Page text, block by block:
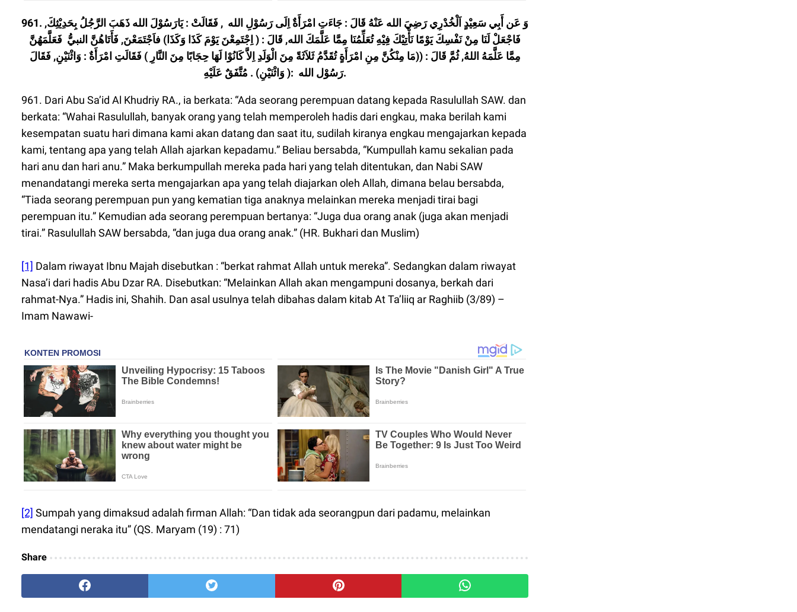
961. وَ عَن أَبِي سَعِيْدٍ اَلْخُدْرِي رَضِيَ الله عَنْهُ قَالَ : جَاءَتِ امْرَأَةٌ اِلَى رَسُوْلِ الله , فَقَالَتْ : يَارَسُوْلَ الله ذَهَبَ الرَّجُلُ بِحَدِيْثِكَ,
فَاجْعَلْ لَنَا مِنْ نَفْسِكَ يَوْمًا نَأْتِيْكَ فِيْهِ تُعَلِّمُنَا مِمَّا عَلَّمَكَ الله, قَالَ : ( اِجْتَمِعْنَ يَوْمَ كَذَا وَكَذَا) فاَجْتَمَعْنَ, فَأَتَاهُنَّ النبيُّ فَعَلَّمَهُنَّ
مِمَّا عَلَّمَهُ اللهُ, ثُمَّ قَالَ : ((مَا مِنْكُنَّ مِنِ امْرَأَةٍ تُقَدَّمُ ثَلاَثَةً مِنَ الْوَلَدِ اِلاَّ كَانُوْا لَهَا حِجَابًا مِنَ النَّارِ ) فَقَالَتِ امْرَأَةٌ : وَاثْنَيْنِ, فَقَالَ
رَسُوْل الله :( وَاثْنَيْنِ) . مُتَّفَقٌ عَلَيْهِ.
961. Dari Abu Sa’id Al Khudriy RA., ia berkata: “Ada seorang perempuan datang kepada Rasulullah SAW. dan
berkata: “Wahai Rasulullah, banyak orang yang telah memperoleh hadis dari engkau, maka berilah kami
kesempatan suatu hari dimana kami akan datang dan saat itu, sudilah kiranya engkau mengajarkan kepada
kami, tentang apa yang telah Allah ajarkan kepadamu.” Beliau bersabda, “Kumpullah kamu sekalian pada
hari anu dan hari anu.” Maka berkumpullah mereka pada hari yang telah ditentukan, dan Nabi SAW
menandatangi mereka serta mengajarkan apa yang telah diajarkan oleh Allah, dimana belau bersabda,
“Tiada seorang perempuan pun yang kematian tiga anaknya melainkan mereka menjadi tirai bagi
perempuan itu.” Kemudian ada seorang perempuan bertanya: “Juga dua orang anak (juga akan menjadi
tirai.” Rasulullah SAW bersabda, “dan juga dua orang anak.” (HR. Bukhari dan Muslim)
[1] Dalam riwayat Ibnu Majah disebutkan : “berkat rahmat Allah untuk mereka”. Sedangkan dalam riwayat
Nasa’i dari hadis Abu Dzar RA. Disebutkan: “Melainkan Allah akan mengampuni dosanya, berkah dari
rahmat-Nya.” Hadis ini, Shahih. Dan asal usulnya telah dibahas dalam kitab At Ta’liiq ar Raghiib (3/89) –
Imam Nawawi-
[2] Sumpah yang dimaksud adalah firman Allah: “Dan tidak ada seorangpun dari padamu, melainkan
mendatangi neraka itu” (QS. Maryam (19) : 71)
Share